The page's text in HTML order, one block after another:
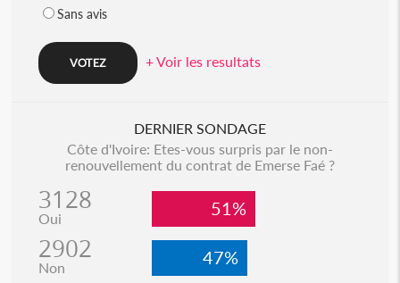
Sans avis
+ Voir les resultats
DERNIER SONDAGE
Côte d'Ivoire: Etes-vous surpris par le non-
renouvellement du contrat de Emerse Faé ?
3128
Oui 51%
2902
Non 47%